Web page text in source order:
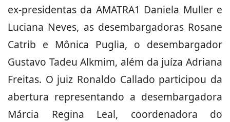
ex-presidentas da AMATRA1 Daniela Muller e
Luciana Neves, as desembargadoras Rosane
Catrib e Mônica Puglia, o desembargador
Gustavo Tadeu Alkmim, além da juíza Adriana
Freitas. O juiz Ronaldo Callado participou da
abertura representando a desembargadora
Márcia Regina Leal, coordenadora do